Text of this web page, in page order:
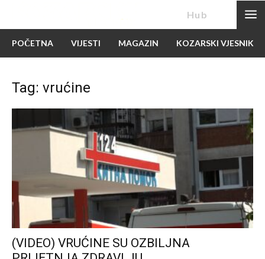
Hub
POČETNA VIJESTI MAGAZIN KOZARSKI VJESNIK
Tag: vrućine
(VIDEO) VRUĆINE SU OZBILJNA